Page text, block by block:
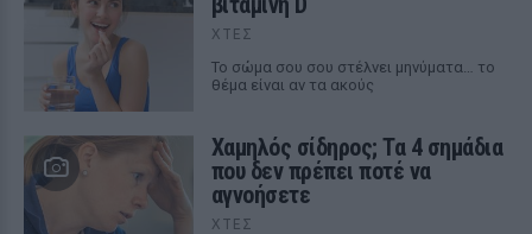
ΧΤΕΣ
Το σώμα σου σου στέλνει μηνύματα… το
θέμα είναι αν τα ακούς
Χαμηλός σίδηρος; Τα 4 σημάδια
που δεν πρέπει ποτέ να
αγνοήσετε
ΧΤΕΣ